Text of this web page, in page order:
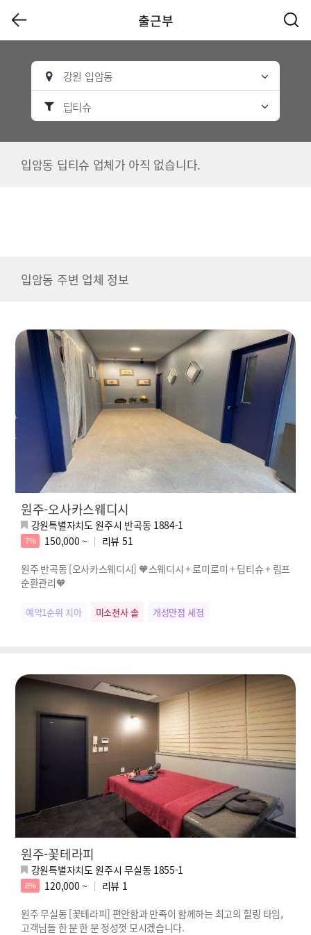
출근부
강원 입암동
딥티슈
입암동 딥티슈 업체가 아직 없습니다.
입암동 주변 업체 정보
원주-오사카스웨디시
강원특별자치도 원주시 반곡동 1884-1
7% 150,000 ~ 리뷰 51
원주 반곡동 [오사카스웨디시] 🧡스웨디시 + 로미로미 + 딥티슈 + 림프
순환관리🧡
예약1순위 지아 미소천사 솔 개성만점 세정
원주-꽃테라피
강원특별자치도 원주시 무실동 1855-1
8% 120,000 ~ 리뷰 1
원주 무실동 [꽃테라피] 편안함과 만족이 함께하는 최고의 힐링 타임,
고객님들 한 분 한 분 정성껏 모시겠습니다.